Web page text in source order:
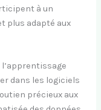
à un
plus adapté aux
dans les logiciels
précieux aux